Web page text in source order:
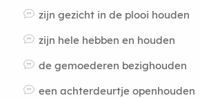
zijn gezicht in de plooi houden
zijn hele hebben en houden
de gemoederen bezighouden
een achterdeurtje openhouden